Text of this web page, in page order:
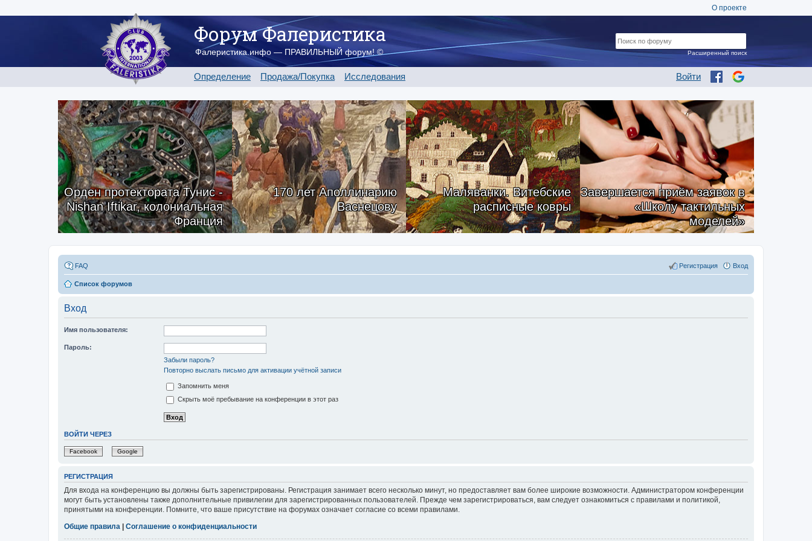
О проекте
Форум Фалеристика
Фалеристика.инфо — ПРАВИЛЬНЫЙ форум! ©
Определение Продажа/Покупка Исследования Войти
Расширенный поиск
Орден протектората Тунис -
Nishan Iftikar, колониальная
Франция
170 лет Аполлинарию
Васнецову
Маляванки. Витебские
расписные ковры
Завершается приём заявок в
«Школу тактильных
моделей»
FAQ Вход
Регистрация
Список форумов
Вход
Имя пользователя:
Пароль:
Забыли пароль?
Повторно выслать письмо для активации учётной записи
Запомнить меня
Скрыть моё пребывание на конференции в этот раз
ВОЙТИ ЧЕРЕЗ
Facebook Google
РЕГИСТРАЦИЯ
Для входа на конференцию вы должны быть зарегистрированы. Регистрация занимает всего несколько минут, но предоставляет вам более широкие возможности. Администратором конференции
могут быть установлены также дополнительные привилегии для зарегистрированных пользователей. Прежде чем зарегистрироваться, вам следует ознакомиться с правилами и политикой,
принятыми на конференции. Помните, что ваше присутствие на форумах означает согласие со всеми правилами.
Общие правила
Соглашение о конфиденциальности